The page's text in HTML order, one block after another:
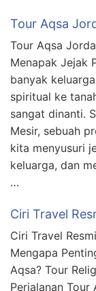
Tour Aqsa
Tour Aqsa
Menapak Jejak
banyak
spiritual ke
sangat dinanti.
Mesir, sebuah
kita menyusuri
keluarga, dan
…
Ciri Travel
Ciri Travel
Mengapa
Aqsa? Tour
Perjalanan Tour